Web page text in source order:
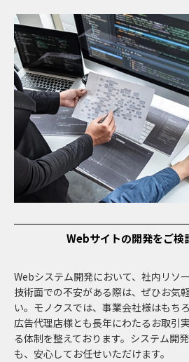
Webサイトの開発をご検
Webシステム開発において、社内リソ
技術面での不安がある際は、ぜひお気
い。モノクスでは、事業会社様はもち
広告代理店様とも長年にわたるお取引
る体制を整えております。システム開
も、安心してお任せいただけます。